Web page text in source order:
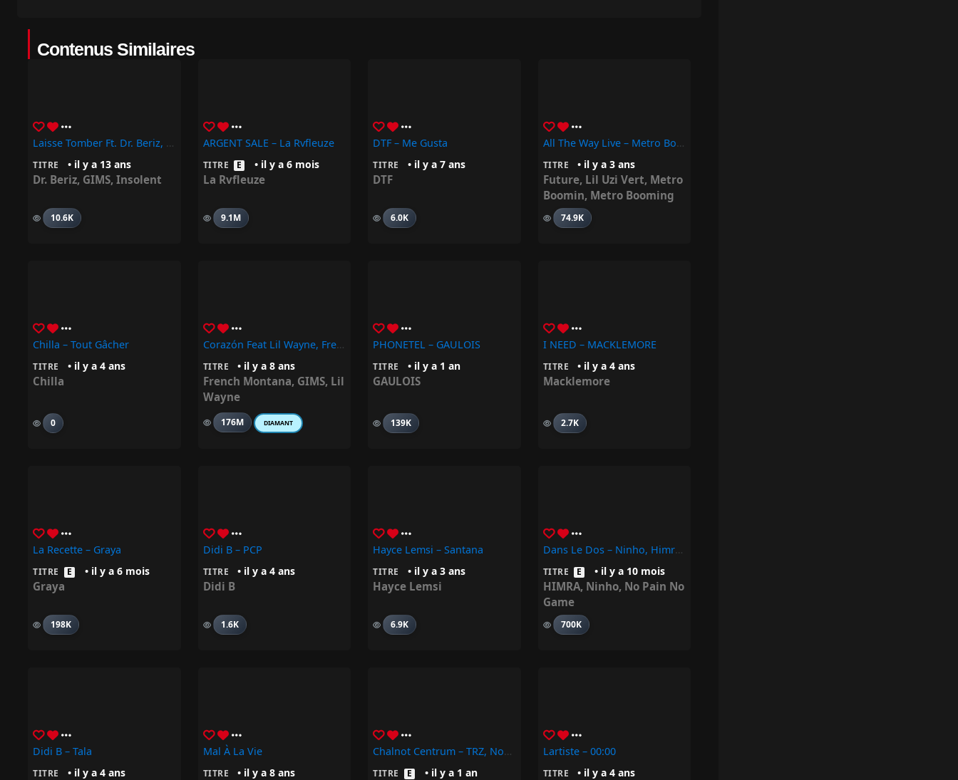
Contenus Similaires
Laisse Tomber Ft. Dr. Beriz, Insolent
TITRE • il y a 13 ans
Dr. Beriz, GIMS, Insolent
10.6K
ARGENT SALE – La Rvfleuze
TITRE E • il y a 6 mois
La Rvfleuze
9.1M
DTF – Me Gusta
TITRE • il y a 7 ans
DTF
6.0K
All The Way Live – Metro Boomin, Future, Lil Uzi Vert
TITRE • il y a 3 ans
Future, Lil Uzi Vert, Metro
Boomin, Metro Booming
74.9K
Chilla – Tout Gâcher
TITRE • il y a 4 ans
Chilla
0
Corazón Feat Lil Wayne, French Montana
TITRE • il y a 8 ans
French Montana, GIMS, Lil
Wayne
176M DIAMANT
PHONETEL – GAULOIS
TITRE • il y a 1 an
GAULOIS
139K
I NEED – MACKLEMORE
TITRE • il y a 4 ans
Macklemore
2.7K
La Recette – Graya
TITRE E • il y a 6 mois
Graya
198K
Didi B – PCP
TITRE • il y a 4 ans
Didi B
1.6K
Hayce Lemsi – Santana
TITRE • il y a 3 ans
Hayce Lemsi
6.9K
Dans Le Dos – Ninho, Himra, No Pain No Game
TITRE E • il y a 10 mois
HIMRA, Ninho, No Pain No
Game
700K
Didi B – Tala
TITRE • il y a 4 ans
Mal À La Vie
TITRE • il y a 8 ans
Chalnot Centrum – TRZ, Nouvelle Ecole
TITRE E • il y a 1 an
Lartiste – 00:00
TITRE • il y a 4 ans